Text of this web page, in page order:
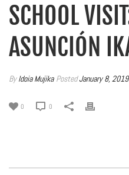
SCHOOL
ASUNCIÓN
ByIdoia Mujika PostedJanuary 8, 2019
0 0